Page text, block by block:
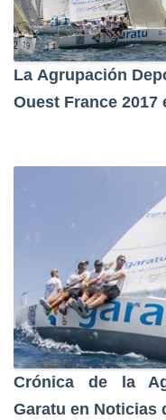
La Agrupación
Ouest France 2017
Crónica de la
Garatu en Noticias